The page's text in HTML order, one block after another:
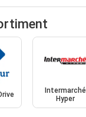
Intermarché
Hyper